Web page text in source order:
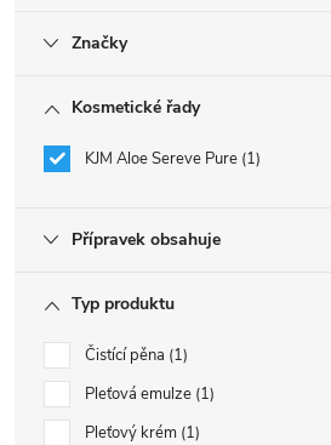
Značky
Kosmetické řady
KJM Aloe Sereve Pure 1
Přípravek obsahuje
Typ produktu
Čistící pěna 1
Pleťová emulze 1
Pleťový krém 1